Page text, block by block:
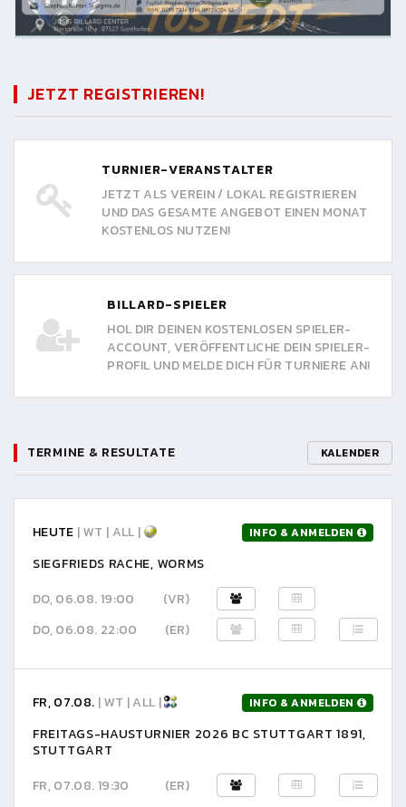
JETZT REGISTRIEREN!
TURNIER-VERANSTALTER
JETZT ALS VEREIN / LOKAL REGISTRIEREN
UND DAS GESAMTE ANGEBOT EINEN MONAT
KOSTENLOS NUTZEN!
BILLARD-SPIELER
HOL DIR DEINEN KOSTENLOSEN SPIELER-
ACCOUNT, VERÖFFENTLICHE DEIN SPIELER-
PROFIL UND MELDE DICH FÜR TURNIERE AN!
TERMINE & RESULTATE KALENDER
HEUTE | WT | ALL | INFO & ANMELDEN
SIEGFRIEDS RACHE, WORMS
DO, 06.08. 19:00
(VR)
DO, 06.08. 22:00
(ER)
FR, 07.08. | WT | ALL | INFO & ANMELDEN
FREITAGS-HAUSTURNIER 2026 BC STUTTGART 1891,
STUTTGART
FR, 07.08. 19:30
(ER)